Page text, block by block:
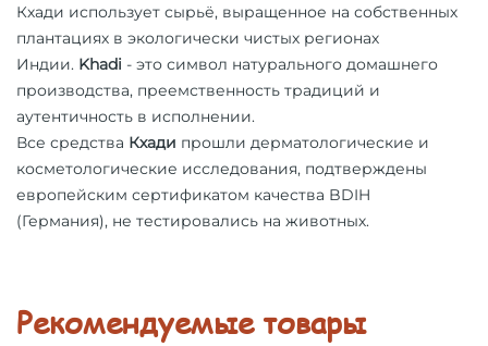
Кхади использует сырьё, выращенное на собственных
плантациях в экологически чистых регионах
Индии. Khadi - это символ натурального домашнего
производства, преемственность традиций и
аутентичность в исполнении.
Все средства Кхади прошли дерматологические и
косметологические исследования, подтверждены
европейским сертификатом качества BDIH
(Германия), не тестировались на животных.
Рекомендуемые товары